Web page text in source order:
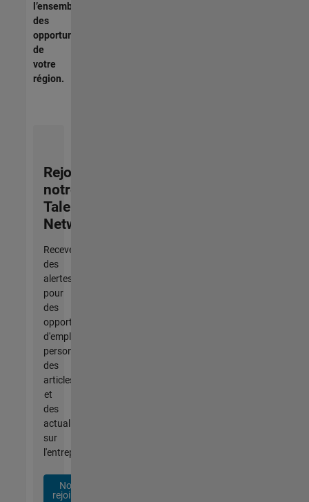
l’ensemble
des
opportunités
de
votre
région.
Rejoignez
notre
Talent
Network
Recevez
des
alertes
pour
des
opportunités
d'emploi
personnalisées,
des
articles
et
des
actualités
sur
l'entreprise.
Nous
rejoindre